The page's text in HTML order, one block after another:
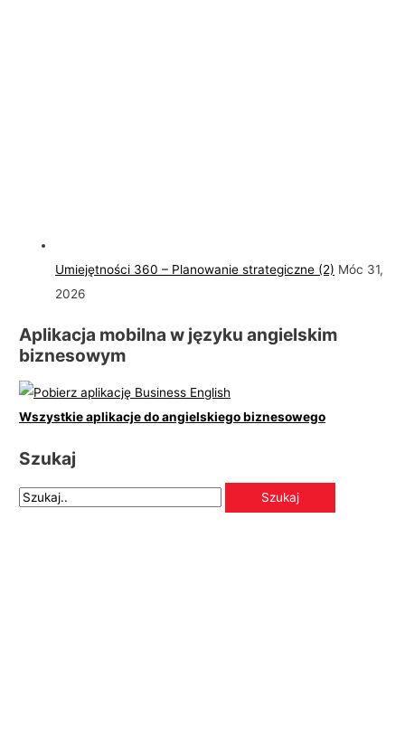
Umiejętności 360 – Planowanie strategiczne (2) Móc 31,
2026
Aplikacja mobilna w języku angielskim
biznesowym
Wszystkie aplikacje do angielskiego biznesowego
Szukaj